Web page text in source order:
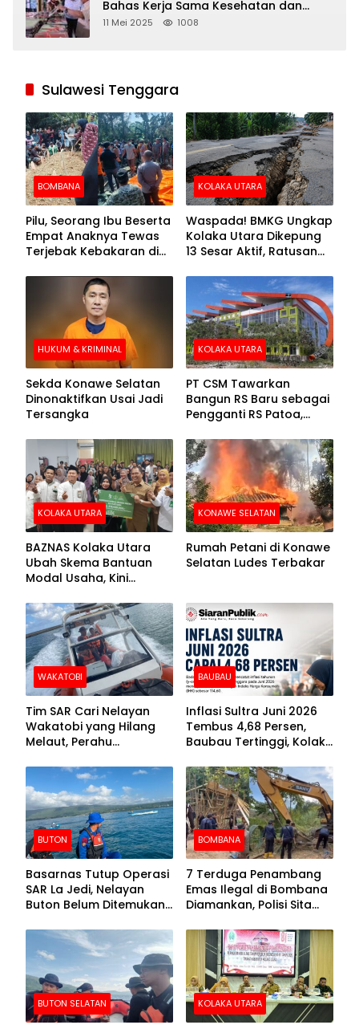
Bahas Kerja Sama Kesehatan dan
Program Makan Bergizi Gratis
11 Mei 2025 1008
Sulawesi Tenggara
BOMBANA
Pilu, Seorang Ibu Beserta
Empat Anaknya Tewas
Terjebak Kebakaran di
KOLAKA UTARA
Waspada! BMKG Ungkap
Kolaka Utara Dikepung
13 Sesar Aktif, Ratusan
HUKUM & KRIMINAL
Sekda Konawe Selatan
Dinonaktifkan Usai Jadi
Tersangka
KOLAKA UTARA
PT CSM Tawarkan
Bangun RS Baru sebagai
Pengganti RS Patoa,
Kolut
KOLAKA UTARA
BAZNAS Kolaka Utara
Ubah Skema Bantuan
Modal Usaha, Kini
Barang Senilai Rp419,5
Juta
KONAWE SELATAN
Rumah Petani di Konawe
Selatan Ludes Terbakar
WAKATOBI
Tim SAR Cari Nelayan
Wakatobi yang Hilang
Melaut, Perahu
Kemasukan Air
BAUBAU
Inflasi Sultra Juni 2026
Tembus 4,68 Persen,
Baubau Tertinggi, Kolaka
BUTON
Basarnas Tutup Operasi
SAR La Jedi, Nelayan
Buton Belum Ditemukan
BOMBANA
7 Terduga Penambang
Emas Ilegal di Bombana
Diamankan, Polisi Sita
Crusher
BUTON SELATAN KOLAKA UTARA